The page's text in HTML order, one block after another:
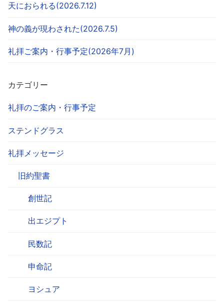
天におられる(2026.7.12)
神の義が現わされた(2026.7.5)
礼拝ご案内・行事予定(2026年7月)
カテゴリー
礼拝のご案内・行事予定
ステンドグラス
礼拝メッセージ
旧約聖書
創世記
出エジプト
民数記
申命記
ヨシュア